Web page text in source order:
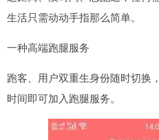
生活只需动动手指那么简单。
一种高端跑腿服务
跑客、用户双重生身份随时切换
时间即可加入跑腿服务。